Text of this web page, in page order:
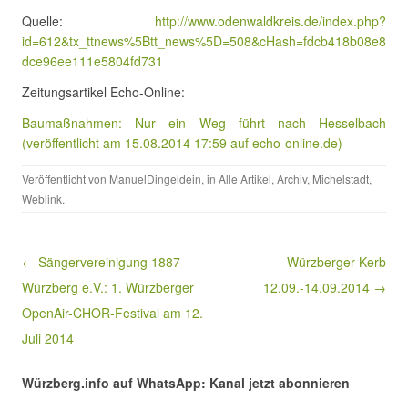
Quelle: http://www.odenwaldkreis.de/index.php?
id=612&tx_ttnews%5Btt_news%5D=508&cHash=fdcb418b08e8
dce96ee111e5804fd731
Zeitungsartikel Echo-Online:
Baumaßnahmen: Nur ein Weg führt nach Hesselbach
(veröffentlicht am 15.08.2014 17:59 auf echo-online.de)
Veröffentlicht von ManuelDingeldein, in Alle Artikel, Archiv, Michelstadt,
Weblink.
Beitragsnavigation
← Sängervereinigung 1887
Würzberg e.V.: 1. Würzberger
OpenAir-CHOR-Festival am 12.
Juli 2014
Würzberger Kerb
12.09.-14.09.2014 →
Würzberg.info auf WhatsApp: Kanal jetzt abonnieren